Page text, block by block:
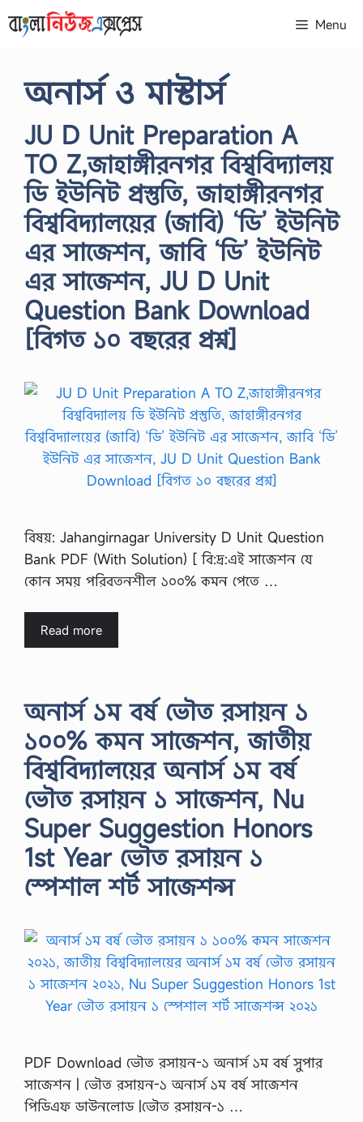
to
Menu
অনার্স ও মাস্টার্স
JU D Unit Preparation A
TO Z,জাহাঙ্গীরনগর বিশ্ববিদ্যালয়
ডি ইউনিট প্রস্তুতি, জাহাঙ্গীরনগর
বিশ্ববিদ্যালয়ের (জাবি) ‘ডি’ ইউনিট
এর সাজেশন, জাবি ‘ডি’ ইউনিট
এর সাজেশন, JU D Unit
Question Bank Download
[বিগত ১০ বছরের প্রশ্ন]
বিষয়: Jahangirnagar University D Unit Question
Bank PDF (With Solution) [ বি:দ্র:এই সাজেশন যে
কোন সময় পরিবতনশীল ১০০% কমন পেতে …
Read more
অনার্স ১ম বর্ষ ভৌত রসায়ন ১
১০০% কমন সাজেশন, জাতীয়
বিশ্ববিদ্যালয়ের অনার্স ১ম বর্ষ
ভৌত রসায়ন ১ সাজেশন, Nu
Super Suggestion Honors
1st Year ভৌত রসায়ন ১
স্পেশাল শর্ট সাজেশন্স
PDF Download ভৌত রসায়ন-১ অনার্স ১ম বর্ষ সুপার
সাজেশন | ভৌত রসায়ন-১ অনার্স ১ম বর্ষ সাজেশন
পিডিএফ ডাউনলোড |ভৌত রসায়ন-১ …